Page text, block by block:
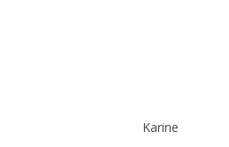
Karine